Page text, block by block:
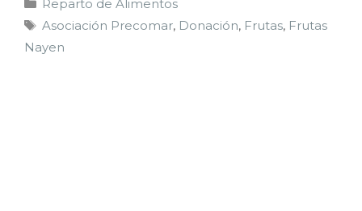
Reparto de Alimentos
Asociación Precomar, Donación, Frutas, Frutas
Nayen